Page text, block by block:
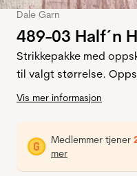
Dale Garn
489-03 Half´n
Strikkepakke med
til valgt størrelse.
Vis mer informasjon
Medlemmer tjener
mer